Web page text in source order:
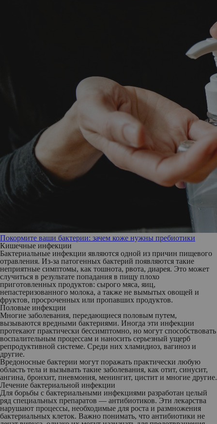
Покормите ваши бактерии: зачем коже нужны пребиотики
Кишечные инфекции
Бактериальные инфекции являются одной из причин пищевого
отравления. Из-за патогенных бактерий появляются такие
неприятные симптомы, как тошнота, рвота, диарея. Это может
случиться в результате попадания в пищу плохо
приготовленных продуктов: сырого мяса, яиц,
непастеризованного молока, а также не вымытых овощей и
фруктов, просроченных или пропавших продуктов.
Половые инфекции
Многие заболевания, передающиеся половым путем,
вызываются вредными бактериями. Иногда эти инфекции
протекают практически бессимптомно, но могут способствовать
воспалительным процессам и наносить серьезный ущерб
репродуктивной системе. Среди них хламидиоз, вагиноз и
другие.
Вредоносные бактерии могут поражать практически любую
область тела и вызывать такие заболевания, как отит, синусит,
ангина, бронхит, пневмония, менингит, цистит и многие другие.
Лечение бактериальной инфекции
Для борьбы с бактериальными инфекциями разработан целый
ряд специальных препаратов — антибиотиков. Эти лекарства
нарушают процессы, необходимые для роста и размножения
бактериальных клеток. Важно понимать, что антибиотики не